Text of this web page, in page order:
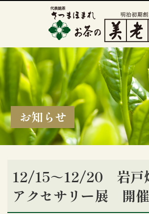
お知らせ
12/15～12/20 岩戸
アクセサリー展 開